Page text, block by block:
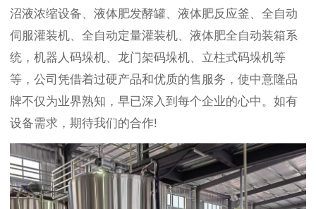
沼液浓缩设备、液体肥发酵罐、液体肥反应釜、全自动
伺服灌装机、全自动定量灌装机、液体肥全自动装箱系
统，机器人码垛机、龙门架码垛机、立柱式码垛机等
等，公司凭借着过硬产品和优质的售服务，使中意隆品
牌不仅为业界熟知，早已深入到每个企业的心中。如有
设备需求，期待我们的合作!